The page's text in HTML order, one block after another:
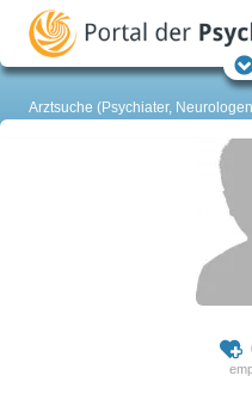
Arztsuche (Psychiater,